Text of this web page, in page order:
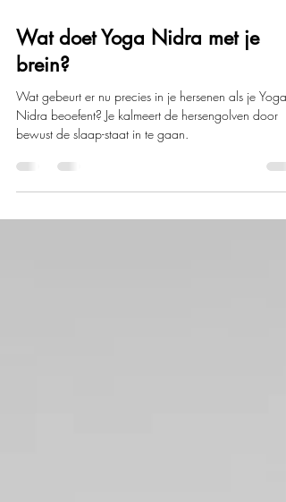
Mar 16, 2022 2 min read
Wat doet Yoga Nidra met je
brein?
Wat gebeurt er nu precies in je hersenen als je Yoga
bewust de slaap-staat in te gaan.